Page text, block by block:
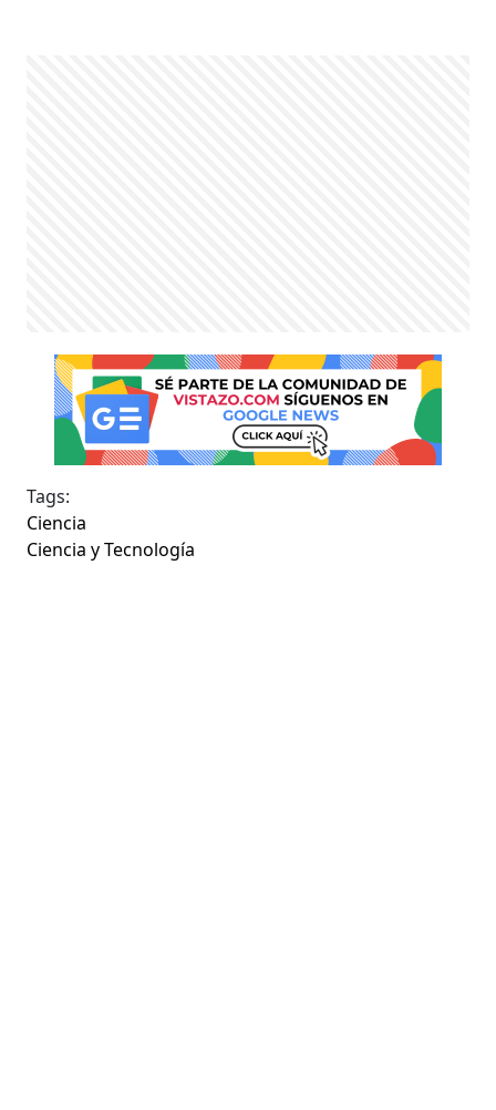
Tags:
Ciencia
Ciencia y Tecnología